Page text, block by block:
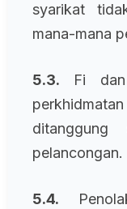
syarikat
mana-mana
5.3. Fi dan
ditanggung
pelancongan.
5.4.